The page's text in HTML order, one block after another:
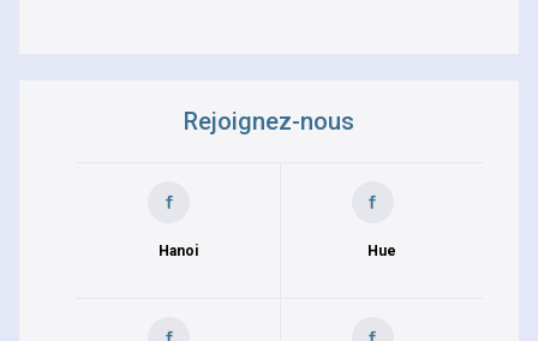
Rejoignez-nous
Hanoi Hue